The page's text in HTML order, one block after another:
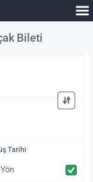
Bileti
Tarihi